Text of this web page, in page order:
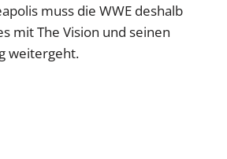
muss die WWE deshalb
mit The Vision und seinen
weitergeht.